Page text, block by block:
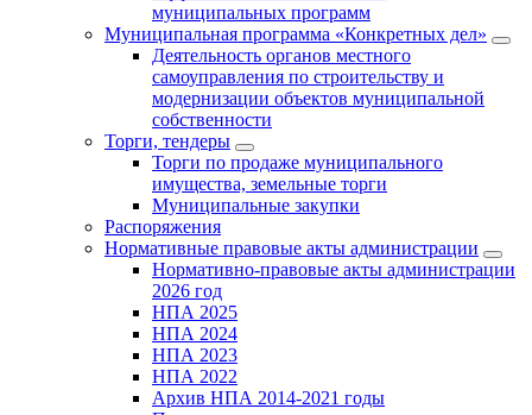
муниципальных программ
Муниципальная программа «Конкретных дел»
Деятельность органов местного
самоуправления по строительству и
модернизации объектов муниципальной
собственности
Торги, тендеры
Торги по продаже муниципального
имущества, земельные торги
Муниципальные закупки
Распоряжения
Нормативные правовые акты администрации
Нормативно-правовые акты администрации
2026 год
НПА 2025
НПА 2024
НПА 2023
НПА 2022
Архив НПА 2014-2021 годы